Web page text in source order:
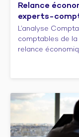
Relance
experts-
L’analyse
comptables de la
relance